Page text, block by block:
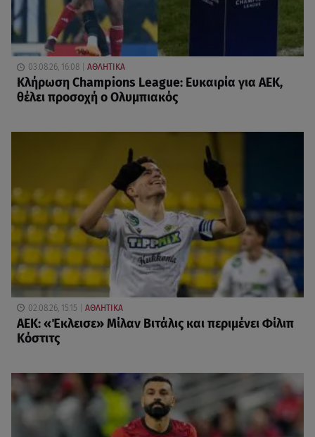
03.08.26, 16:08 ΑΘΛΗΤΙΚΑ
Κλήρωση Champions League: Ευκαιρία για ΑΕΚ,
θέλει προσοχή ο Ολυμπιακός
02.08.26, 15:15 ΑΘΛΗΤΙΚΑ
ΑΕΚ: «Έκλεισε» Μίλαν Βιτάλις και περιμένει Φίλιπ
Κόστιτς